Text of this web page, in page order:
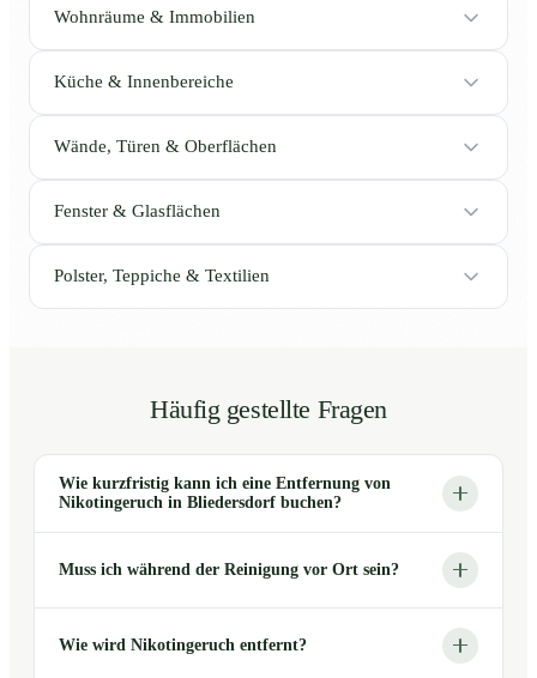
Wohnräume & Immobilien
Küche & Innenbereiche
Wände, Türen & Oberflächen
Fenster & Glasflächen
Polster, Teppiche & Textilien
Häufig gestellte Fragen
Wie kurzfristig kann ich eine Entfernung von
Nikotingeruch in Bliedersdorf buchen?
Muss ich während der Reinigung vor Ort sein?
Wie wird Nikotingeruch entfernt?